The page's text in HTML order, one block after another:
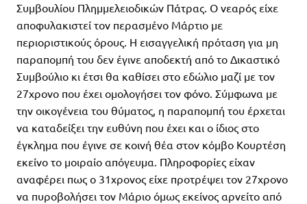
Συμβουλίου Πλημμελειοδικών Πάτρας. Ο νεαρός είχε
αποφυλακιστεί τον περασμένο Μάρτιο με
περιοριστικούς όρους. Η εισαγγελική πρόταση για μη
παραπομπή του δεν έγινε αποδεκτή από το Δικαστικό
Συμβούλιο κι έτσι θα καθίσει στο εδώλιο μαζί με τον
27χρονο που έχει ομολογήσει τον φόνο. Σύμφωνα με
την οικογένεια του θύματος, η παραπομπή του έρχεται
να καταδείξει την ευθύνη που έχει και ο ίδιος στο
έγκλημα που έγινε σε κοινή θέα στον κόμβο Κουρτέση
εκείνο το μοιραίο απόγευμα. Πληροφορίες είχαν
αναφέρει πως ο 31χρονος είχε προτρέψει τον 27χρονο
να πυροβολήσει τον Μάριο όμως εκείνος αρνείτο από